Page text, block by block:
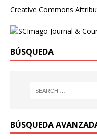
Creative Commons
BÚSQUEDA
BÚSQUEDA